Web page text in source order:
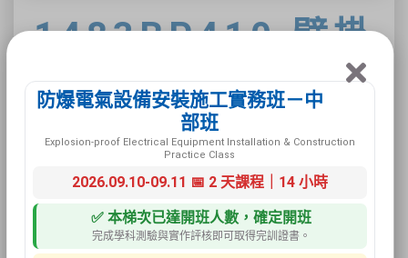
1483BP410 壁掛
式鎖具站(中)
防爆電氣設備安裝施工實務班－中
部班
Explosion-proof Electrical Equipment Installation & Construction
Practice Class
2026.09.10-09.11 📅 2 天課程｜14 小時
✅ 本梯次已達開班人數，確定開班
完成學科測驗與實作評核即可取得完訓證書。